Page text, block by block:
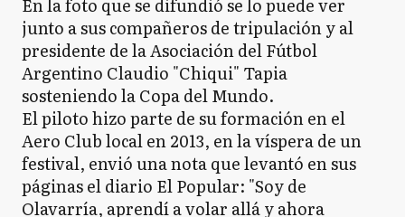
En la foto que se difundió se lo puede ver
junto a sus compañeros de tripulación y al
presidente de la Asociación del Fútbol
Argentino Claudio "Chiqui" Tapia
sosteniendo la Copa del Mundo.
El piloto hizo parte de su formación en el
Aero Club local en 2013, en la víspera de un
festival, envió una nota que levantó en sus
páginas el diario El Popular: "Soy de
Olavarría, aprendí a volar allá y ahora